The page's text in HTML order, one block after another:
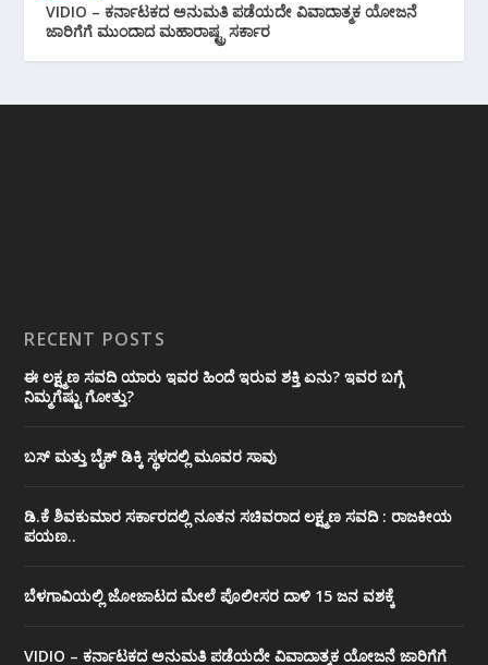
VIDIO – ಕರ್ನಾಟಕದ ಅನುಮತಿ ಪಡೆಯದೇ ವಿವಾದಾತ್ಮಕ ಯೋಜನೆ
ಜಾರಿಗೆಗೆ ಮುಂದಾದ ಮಹಾರಾಷ್ಟ್ರ ಸರ್ಕಾರ
RECENT POSTS
ಈ ಲಕ್ಷ್ಮಣ ಸವದಿ ಯಾರು ಇವರ ಹಿಂದೆ ಇರುವ ಶಕ್ತಿ ಏನು? ಇವರ ಬಗ್ಗೆ
ನಿಮ್ಮಗೆಷ್ಟು ಗೋತ್ತು?
ಬಸ್ ಮತ್ತು ಬೈಕ್ ಡಿಕ್ಕಿ ಸ್ಥಳದಲ್ಲಿ ಮೂವರ ಸಾವು
ಡಿ.ಕೆ ಶಿವಕುಮಾರ ಸರ್ಕಾರದಲ್ಲಿ ನೂತನ ಸಚಿವರಾದ ಲಕ್ಷ್ಮಣ ಸವದಿ : ರಾಜಕೀಯ
ಪಯಣ..
ಬೆಳಗಾವಿಯಲ್ಲಿ ಜೋಜಾಟದ ಮೇಲೆ ಪೊಲೀಸರ ದಾಳಿ 15 ಜನ ವಶಕ್ಕೆ
VIDIO – ಕರ್ನಾಟಕದ ಅನುಮತಿ ಪಡೆಯದೇ ವಿವಾದಾತ್ಮಕ ಯೋಜನೆ ಜಾರಿಗೆಗೆ